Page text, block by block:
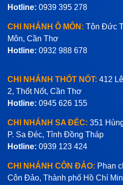
Hotline: 0939 395 278
CHI NHÁNH Ô MÔN: Tôn Đức
Môn, Cần Thơ
Hotline: 0932 988 678
CHI NHÁNH THỐT NỐT: 412
2, Thốt Nốt, Cần Thơ
Hotline: 0945 626 155
CHI NHÁNH SA ĐÉC: 351
P. Sa Đéc, Tỉnh Đồng Tháp
Hotline: 0939 123 424
CHI NHÁNH CÔN ĐẢO: Phan
Côn Đảo, Thành phố Hồ Chí